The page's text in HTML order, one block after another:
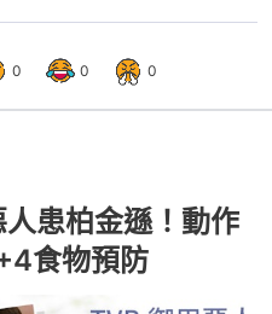
0 0 0
患柏金遜！動作
食物預防